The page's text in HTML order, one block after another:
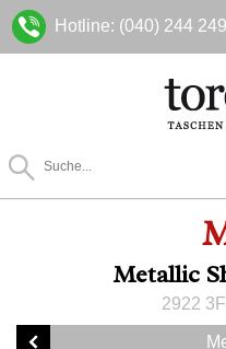
Hotline: (040) 244
Metallic
2922